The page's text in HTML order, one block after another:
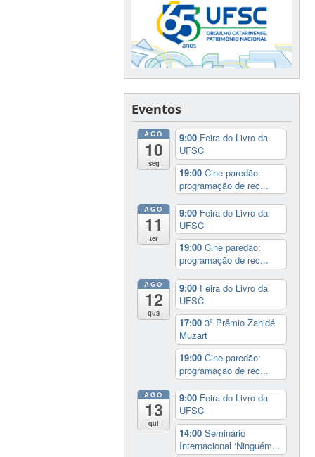
Eventos
AGO
10
seg
9:00 Feira do Livro da
UFSC
19:00Cine paredão:
programação de rec...
AGO
11
ter
9:00 Feira do Livro da
UFSC
19:00Cine paredão:
programação de rec...
AGO
12
qua
9:00 Feira do Livro da
UFSC
17:003º Prêmio Zahidé
Muzart
19:00Cine paredão:
programação de rec...
AGO
13
qui
9:00 Feira do Livro da
UFSC
14:00Seminário
Internacional ‘Ninguém...